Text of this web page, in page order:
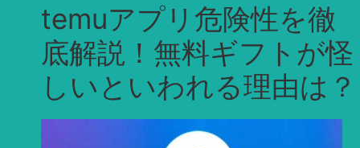
temuアプリ危険性を徹
底解説！無料ギフトが怪
しいといわれる理由は？